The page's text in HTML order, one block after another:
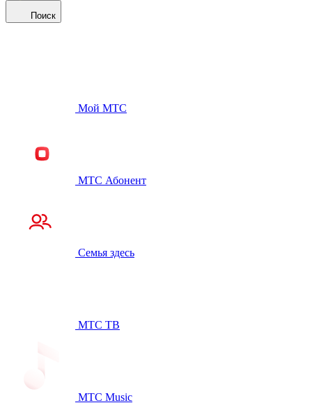
Поиск
Мой МТС
МТС Абонент
Семья здесь
МТС ТВ
МТС Music